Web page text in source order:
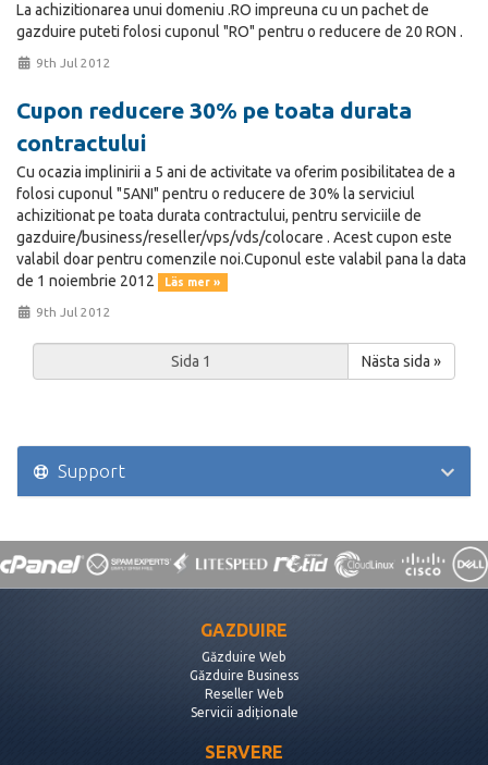
La achizitionarea unui domeniu .RO impreuna cu un pachet de
gazduire puteti folosi cuponul "RO" pentru o reducere de 20 RON .
9th Jul 2012
Cupon reducere 30% pe toata durata
contractului
Cu ocazia implinirii a 5 ani de activitate va oferim posibilitatea de a
folosi cuponul "5ANI" pentru o reducere de 30% la serviciul
achizitionat pe toata durata contractului, pentru serviciile de
gazduire/business/reseller/vps/vds/colocare . Acest cupon este
valabil doar pentru comenzile noi.Cuponul este valabil pana la data
de 1 noiembrie 2012
Läs mer »
9th Jul 2012
Nästa sida »
Support
GAZDUIRE
Găzduire Web
Găzduire Business
Reseller Web
Servicii adiționale
SERVERE